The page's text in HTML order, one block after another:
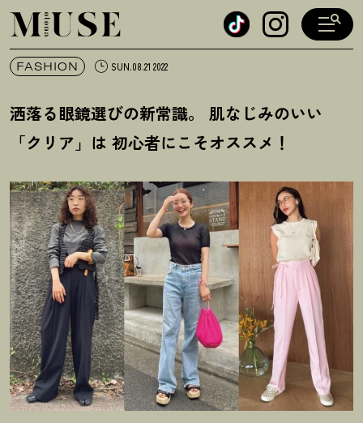
オトナミューズ ウェブ
FASHION SUN.08.21 2022
洒落る眼鏡選びの新常識。 肌なじみのいい
「クリア」は 初心者にこそオススメ ！